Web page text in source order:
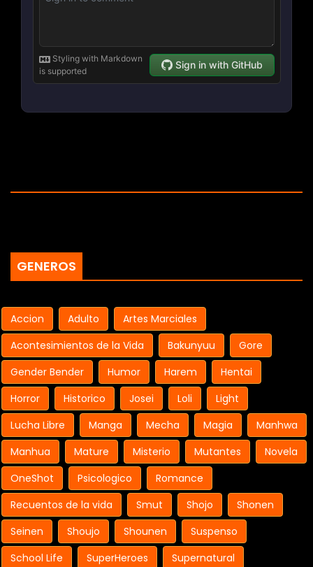
GENEROS
Accion Adulto
Artes Marciales
Acontesimientos de la Vida
Bakunyuu
Gore
Gender Bender
Humor Harem
Hentai
Horror
Historico Josei Loli
Light
Lucha Libre
Manga Mecha Magia
Manhwa
Manhua
Mature Misterio Mutantes
Novela
OneShot
Psicologico
Romance
Recuentos de la vida
Smut Shojo
Shonen
Seinen
Shoujo Shounen
Suspenso
School Life
SuperHeroes
Supernatural